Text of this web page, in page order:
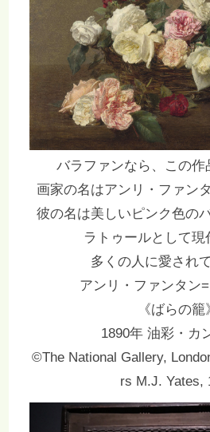
バラファンなら、この作
画家の名はアンリ・ファン
彼の名は美しいピンク色の
ラトゥールとして現
多くの人に愛され
アンリ・ファンタン
《ばらの籠
1890年 油彩・カ
©The National Gallery,
rs M.J. Yates,